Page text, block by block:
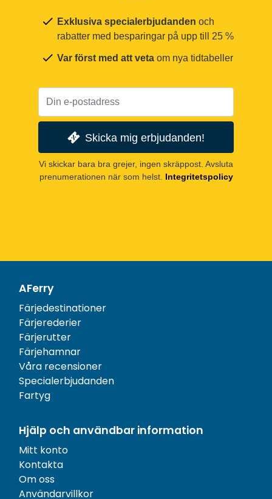
Exklusiva specialerbjudanden och
rabatter med besparingar på upp till 25 %
Var först med att veta om nya tidtabeller
Skicka mig erbjudanden!
Vi skickar bara bra grejer, ingen skräppost. Avsluta
prenumerationen när som helst. Integritetspolicy
AFerry
Färjedestinationer
Färjerederier
Färjerutter
Färjehamnar
Våra recensioner
Specialerbjudanden
Fartyg
Hjälp och användbar information
Mitt konto
Kontakta
Om oss
Användarvillkor